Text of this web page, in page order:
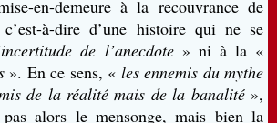
en-demeure à la recouvrance de
c’est-à-dire d’une histoire qui ne se
de l’anecdote » ni à la «
». En ce sens, « les ennemis du mythe
de la réalité mais de la banalité »,
alors le mensonge, mais bien la